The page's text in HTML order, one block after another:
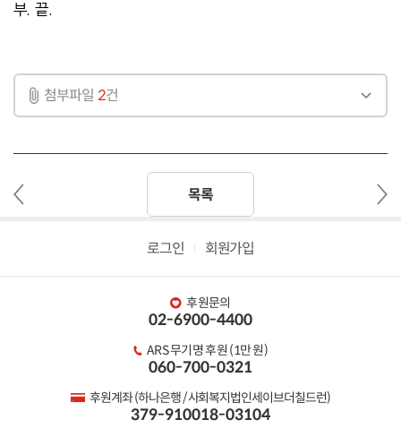
부. 끝.
첨부파일 2건
목록
로그인
회원가입
후원문의
02-6900-4400
ARS 무기명 후원 (1만 원)
060-700-0321
후원계좌 (하나은행 / 사회복지법인세이브더칠드런)
379-910018-03104